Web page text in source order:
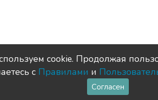
сookie. Продолжая
с Правилами и
Согласен